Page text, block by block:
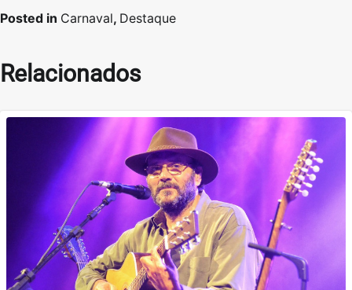
Posted in Carnaval, Destaque
Relacionados